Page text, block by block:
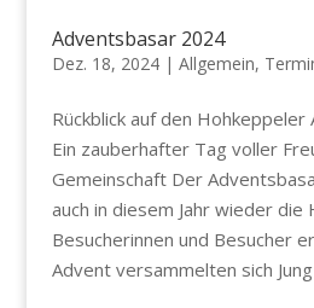
Adventsbasar 2024
Dez. 18, 2024| Allgemein,
Rückblick auf den
Ein zauberhafter Tag voller
Gemeinschaft Der
auch in diesem Jahr wieder die
Besucherinnen und Besucher
Advent versammelten sich Jung